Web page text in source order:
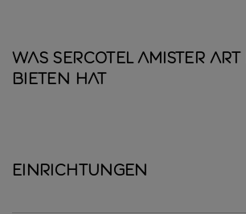
Was Sercotel Amister Art
bieten hat
Einrichtungen